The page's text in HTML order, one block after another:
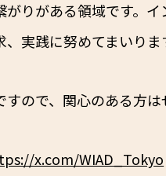
りがある領域です。
実践に努めてまいりま
ので、関心のある方は
x.com/WIAD_Tokyo